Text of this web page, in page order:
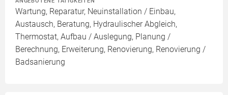
Wartung, Reparatur, Neuinstallation / Einbau,
Austausch, Beratung, Hydraulischer Abgleich,
Thermostat, Aufbau / Auslegung, Planung /
Berechnung, Erweiterung, Renovierung, Renovierung /
Badsanierung